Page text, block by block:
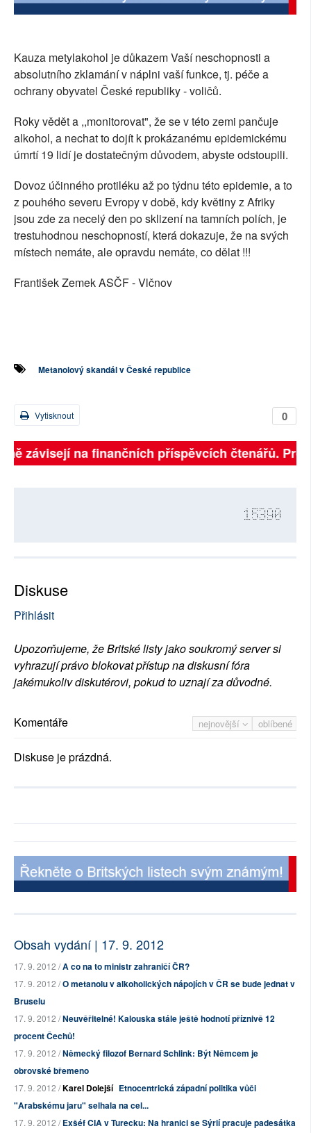
SOCIÁLNÍ SÍTĚ
PLNÁ VERZE STRÁNEK
Kauza metylakohol je důkazem Vaší neschopnosti a
absolutního zklamání v náplni vaší funkce, tj. péče a
ochrany obyvatel České republiky - voličů.
Roky vědět a ,,monitorovat", že se v této zemi pančuje
alkohol, a nechat to dojít k prokázanému epidemickému
úmrtí 19 lidí je dostatečným důvodem, abyste odstoupili.
Dovoz účinného protiléku až po týdnu této epidemie, a to
z pouhého severu Evropy v době, kdy květiny z Afriky
jsou zde za necelý den po sklizení na tamních polích, je
trestuhodnou neschopností, která dokazuje, že na svých
místech nemáte, ale opravdu nemáte, co dělat !!!
František Zemek ASČF - Vlčnov
Metanolový skandál v České republice
0
Vytisknout
závisejí na finančních příspěvcích čtenářů.
15390
Diskuse
Přihlásit
Upozorňujeme, že Britské listy jako soukromý server si
vyhrazují právo blokovat přístup na diskusní fóra
jakémukoliv diskutérovi, pokud to uznají za důvodné.
nejnovější oblíbené
Komentáře
Diskuse je prázdná.
Obsah vydání | 17. 9. 2012
17. 9. 2012 /A co na to ministr zahraničí ČR?
17. 9. 2012 /O metanolu v alkoholických nápojích v ČR se bude jednat v
Bruselu
17. 9. 2012 /Neuvěřitelné! Kalouska stále ještě hodnotí příznivě 12
procent Čechů!
17. 9. 2012 /Německý filozof Bernard Schlink: Být Němcem je
obrovské břemeno
17. 9. 2012 /Karel Dolejší Etnocentrická západní politika vůči
"Arabskému jaru" selhala na cel...
17. 9. 2012 /Exšéf CIA v Turecku: Na hranici se Sýrií pracuje padesátka